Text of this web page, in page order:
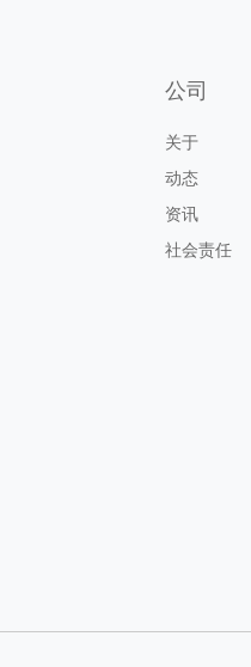
公司
关于
动态
资讯
社会责任